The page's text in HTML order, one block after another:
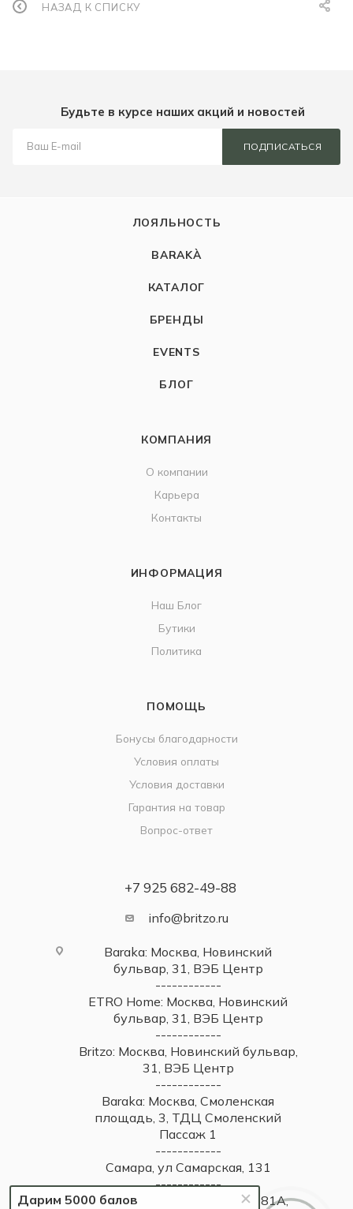
НАЗАД К СПИСКУ
Будьте в курсе наших акций и новостей
ПОДПИСАТЬСЯ
ЛОЯЛЬНОСТЬ
BARAKÀ
КАТАЛОГ
БРЕНДЫ
EVENTS
БЛОГ
КОМПАНИЯ
О компании
Карьера
Контакты
ИНФОРМАЦИЯ
Наш Блог
Бутики
Политика
ПОМОЩЬ
Бонусы благодарности
Условия оплаты
Условия доставки
Гарантия на товар
Вопрос-ответ
+7 925 682-49-88
info@britzo.ru
Baraka: Москва, Новинский
бульвар, 31, ВЭБ Центр
------------
ETRO Home: Москва, Новинский
бульвар, 31, ВЭБ Центр
------------
Britzo: Москва, Новинский бульвар,
31, ВЭБ Центр
------------
Baraka: Москва, Смоленская
площадь, 3, ТДЦ Смоленский
Пассаж 1
------------
Самара, ул Самарская, 131
------------
Самара, Московское шоссе, 81А,
Дарим 5000 балов